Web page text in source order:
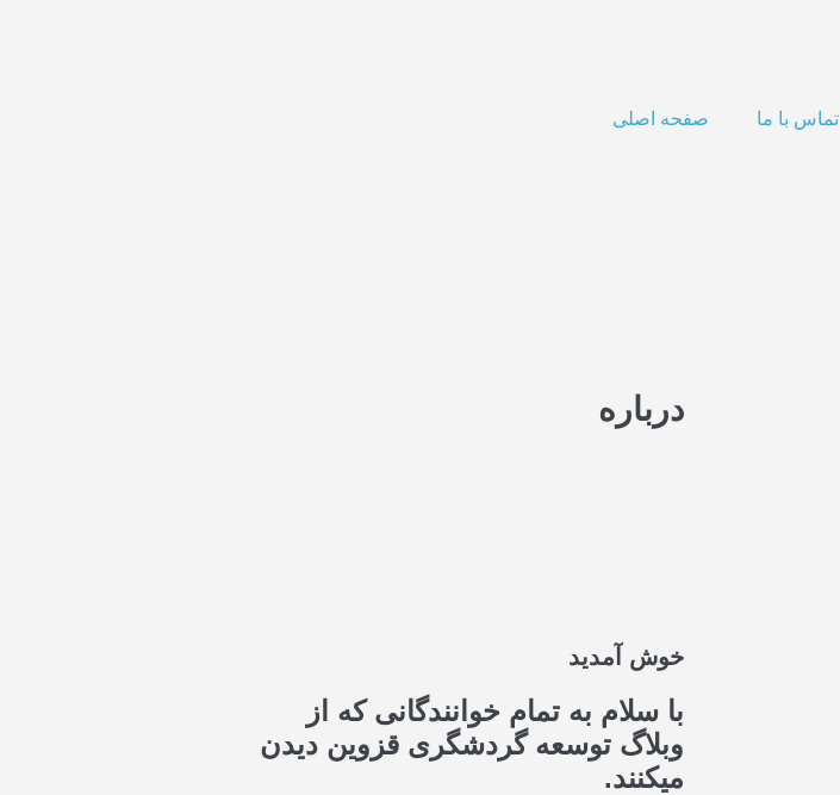
تماس با ما صفحه اصلی
درباره
خوش آمدید
با سلام به تمام خوانندگانی که از
وبلاگ توسعه گردشگری قزوین دیدن
میکنند.